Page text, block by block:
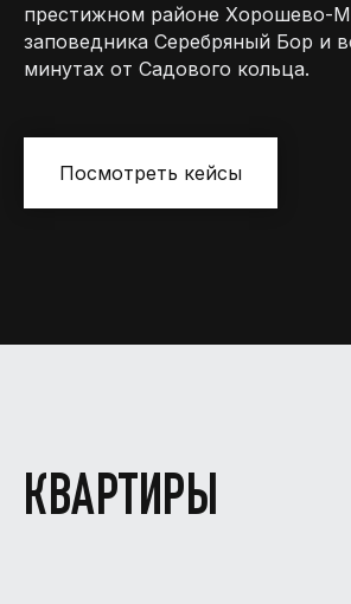
престижном районе Хорошево-
заповедника Серебряный Бор и
минутах от Садового кольца.
Посмотреть кейсы
КВАРТИРЫ